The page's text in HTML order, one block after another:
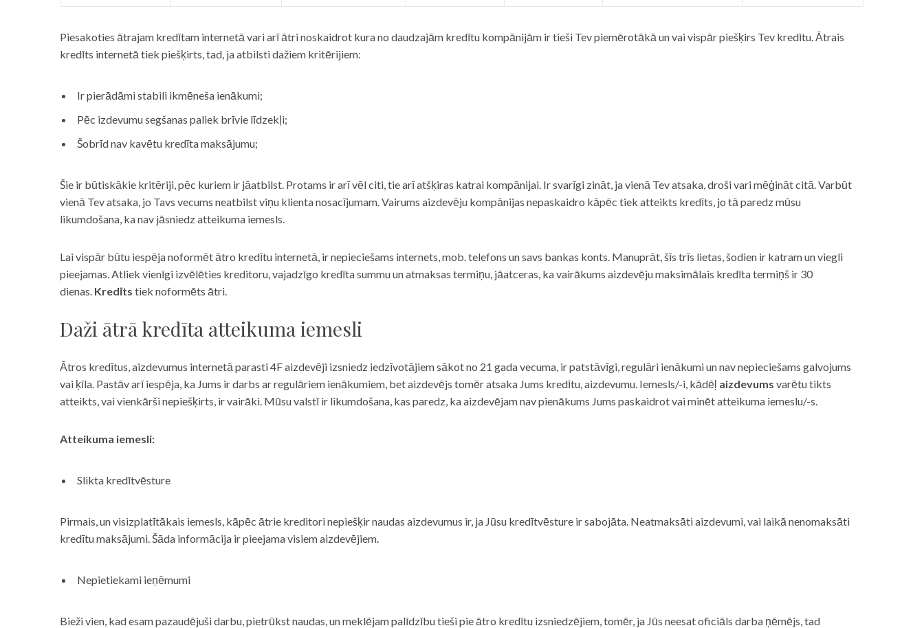
Piesakoties ātrajam kredītam internetā vari arī ātri noskaidrot kura no daudzajām kredītu kompānijām ir tieši Tev piemērotākā un vai vispār piešķirs Tev kredītu. Ātrais
kredīts internetā tiek piešķirts, tad, ja atbilsti dažiem kritērijiem:
Ir pierādāmi stabili ikmēneša ienākumi;
Pēc izdevumu segšanas paliek brīvie līdzekļi;
Šobrīd nav kavētu kredīta maksājumu;
Šie ir būtiskākie kritēriji, pēc kuriem ir jāatbilst. Protams ir arī vēl citi, tie arī atšķiras katrai kompānijai. Ir svarīgi zināt, ja vienā Tev atsaka, droši vari mēģināt citā. Varbūt
vienā Tev atsaka, jo Tavs vecums neatbilst viņu klienta nosacījumam. Vairums aizdevēju kompānijas nepaskaidro kāpēc tiek atteikts kredīts, jo tā paredz mūsu
likumdošana, ka nav jāsniedz atteikuma iemesls.
Lai vispār būtu iespēja noformēt ātro kredītu internetā, ir nepieciešams internets, mob. telefons un savs bankas konts. Manuprāt, šīs trīs lietas, šodien ir katram un viegli
pieejamas. Atliek vienīgi izvēlēties kreditoru, vajadzīgo kredīta summu un atmaksas termiņu, jāatceras, ka vairākums aizdevēju maksimālais kredīta termiņš ir 30
dienas. Kredīts tiek noformēts ātri.
Daži ātrā kredīta atteikuma iemesli
Ātros kredītus, aizdevumus internetā parasti 4F aizdevēji izsniedz iedzīvotājiem sākot no 21 gada vecuma, ir patstāvīgi, regulāri ienākumi un nav nepieciešams galvojums
vai ķīla. Pastāv arī iespēja, ka Jums ir darbs ar regulāriem ienākumiem, bet aizdevējs tomēr atsaka Jums kredītu, aizdevumu. Iemesls/-i, kādēļ aizdevums varētu tikts
atteikts, vai vienkārši nepiešķirts, ir vairāki. Mūsu valstī ir likumdošana, kas paredz, ka aizdevējam nav pienākums Jums paskaidrot vai minēt atteikuma iemeslu/-s.
Atteikuma iemesli:
Slikta kredītvēsture
Pirmais, un visizplatītākais iemesls, kāpēc ātrie kreditori nepiešķir naudas aizdevumus ir, ja Jūsu kredītvēsture ir sabojāta. Neatmaksāti aizdevumi, vai laikā nenomaksāti
kredītu maksājumi. Šāda informācija ir pieejama visiem aizdevējiem.
Nepietiekami ieņēmumi
Bieži vien, kad esam pazaudējuši darbu, pietrūkst naudas, un meklējam palīdzību tieši pie ātro kredītu izsniedzējiem, tomēr, ja Jūs neesat oficiāls darba ņēmējs, tad